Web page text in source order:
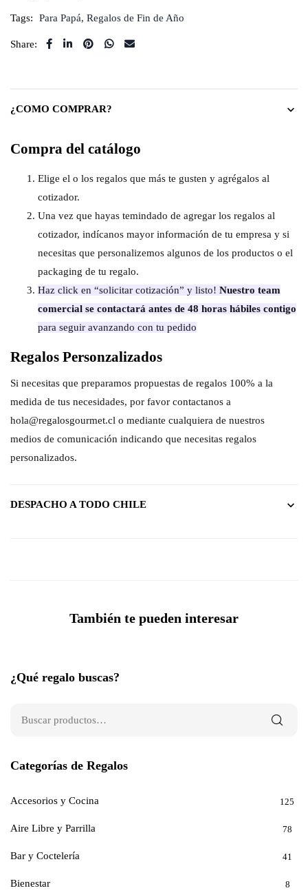
Tags: Para Papá, Regalos de Fin de Año
Share:
¿COMO COMPRAR?
Compra del catálogo
Elige el o los regalos que más te gusten y agrégalos al
cotizador.
Una vez que hayas temindado de agregar los regalos al
cotizador, indícanos mayor información de tu empresa y si
necesitas que personalizemos algunos de los productos o el
packaging de tu regalo.
Haz click en “solicitar cotización” y listo! Nuestro team
comercial se contactará antes de 48 horas hábiles contigo
para seguir avanzando con tu pedido
Regalos Personzalizados
Si necesitas que preparamos propuestas de regalos 100% a la
medida de tus necesidades, por favor contactanos a
hola@regalosgourmet.cl o mediante cualquiera de nuestros
medios de comunicación indicando que necesitas regalos
personalizados.
DESPACHO A TODO CHILE
También te pueden interesar
¿Qué regalo buscas?
Categorías de Regalos
Accesorios y Cocina 125
Aire Libre y Parrilla 78
Bar y Coctelería 41
Bienestar 8